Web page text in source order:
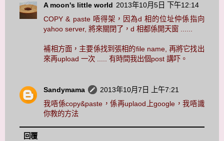
A moon's little world 2013年10月5日 下午12:14
COPY & paste 唔得架，因為d 相的位址仲係指向
yahoo server, 將來關閉了，d 相都係開天窗 ......
補相方面，主要係找到張相的file name, 再將它找出
來再upload 一次 ..... 有時間我出個post 講吓。
Sandymama
2013年10月7日 上午7:21
我唔係copy&paste，係再uplaod上google，我唔識
你教的方法
回覆